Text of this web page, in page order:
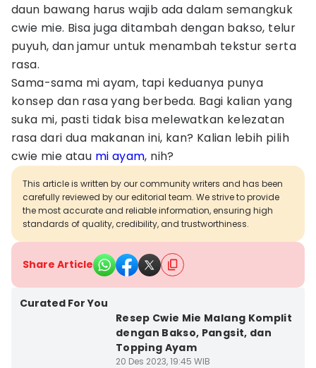
daun bawang harus wajib ada dalam semangkuk
cwie mie. Bisa juga ditambah dengan bakso, telur
puyuh, dan jamur untuk menambah tekstur serta
rasa.
Sama-sama mi ayam, tapi keduanya punya
konsep dan rasa yang berbeda. Bagi kalian yang
suka mi, pasti tidak bisa melewatkan kelezatan
rasa dari dua makanan ini, kan? Kalian lebih pilih
cwie mie atau mi ayam, nih?
This article is written by our community writers and has been
carefully reviewed by our editorial team. We strive to provide
the most accurate and reliable information, ensuring high
standards of quality, credibility, and trustworthiness.
Share Article
Curated For You
Resep Cwie Mie Malang Komplit
dengan Bakso, Pangsit, dan
Topping Ayam
20 Des 2023, 19:45 WIB